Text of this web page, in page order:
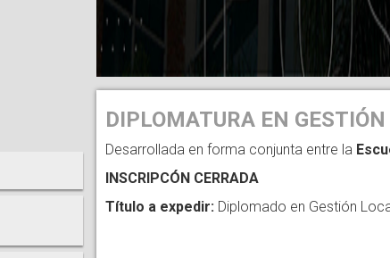
DIPLOMATURA EN
Desarrollada en forma conjunta entre la
INSCRIPCÓN CERRADA
Título a expedir: Diplomado en Gestión